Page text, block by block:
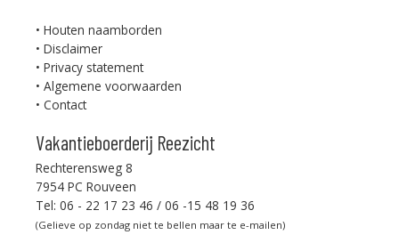
Houten naamborden
Disclaimer
Privacy statement
Algemene voorwaarden
Contact
Vakantieboerderij Reezicht
Rechterensweg 8
7954 PC Rouveen
Tel: 06 - 22 17 23 46 / 06 -15 48 19 36
(Gelieve op zondag niet te bellen maar te e-mailen)